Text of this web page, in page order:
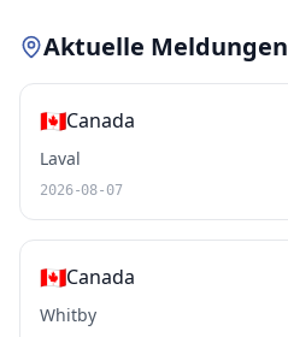
Aktuelle Meldungen
🇨🇦Canada
Laval
2026-08-07
🇨🇦Canada
Whitby